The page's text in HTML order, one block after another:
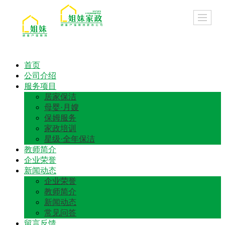
首页
公司介绍
服务项目
居家保洁
母婴·月嫂
保姆服务
家政培训
星级·全年保洁
教师简介
企业荣誉
新闻动态
企业荣誉
教师简介
新闻动态
常见问答
留言反馈